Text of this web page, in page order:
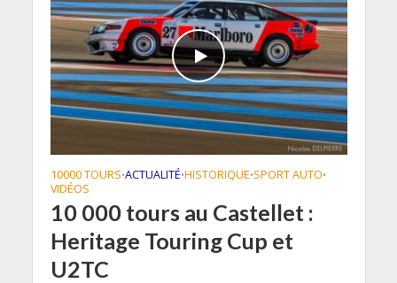
10000 TOURS•ACTUALITÉ•HISTORIQUE•SPORT AUTO•
VIDÉOS
10 000 tours au Castellet :
Heritage Touring Cup et
U2TC